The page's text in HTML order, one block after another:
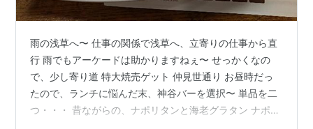
雨の浅草へ〜 仕事の関係で浅草へ、立寄りの仕事から直
行 雨でもアーケードは助かりますねぇ〜 せっかくなの
で、少し寄り道 特大焼売ゲット 仲見世通り お昼時だっ
たので、ランチに悩んだ末、神谷バーを選択〜 単品を二
つ・・・ 昔ながらの、ナポリタンと海老グラタン ナポリ